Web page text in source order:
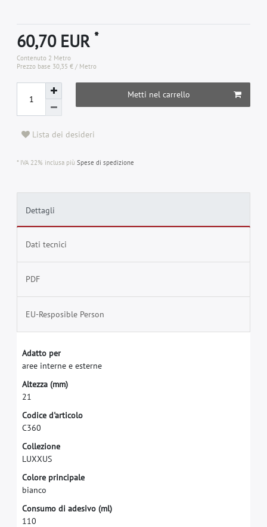
60,70 EUR*
Contenuto 2 Metro
Prezzo base 30,35 € / Metro
Metti nel carrello
Lista dei desideri
* IVA 22% inclusa più Spese di spedizione
Dettagli
Dati tecnici
PDF
EU-Resposible Person
Adatto per
aree interne e esterne
Altezza (mm)
21
Codice d'articolo
C360
Collezione
LUXXUS
Colore principale
bianco
Consumo di adesivo (ml)
110